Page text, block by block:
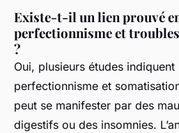
Existe-t-il un lien prouvé
perfectionnisme et
?
Oui, plusieurs études
perfectionnisme et
peut se manifester par des
digestifs ou des insomnies.